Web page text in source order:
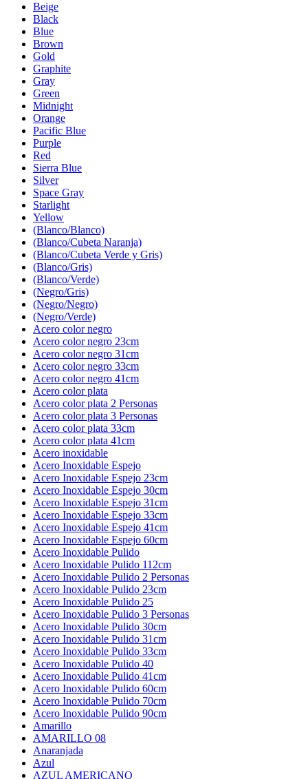
Beige
Black
Blue
Brown
Gold
Graphite
Gray
Green
Midnight
Orange
Pacific Blue
Purple
Red
Sierra Blue
Silver
Space Gray
Starlight
Yellow
(Blanco/Blanco)
(Blanco/Cubeta Naranja)
(Blanco/Cubeta Verde y Gris)
(Blanco/Gris)
(Blanco/Verde)
(Negro/Gris)
(Negro/Negro)
(Negro/Verde)
Acero color negro
Acero color negro 23cm
Acero color negro 31cm
Acero color negro 33cm
Acero color negro 41cm
Acero color plata
Acero color plata 2 Personas
Acero color plata 3 Personas
Acero color plata 33cm
Acero color plata 41cm
Acero inoxidable
Acero Inoxidable Espejo
Acero Inoxidable Espejo 23cm
Acero Inoxidable Espejo 30cm
Acero Inoxidable Espejo 31cm
Acero Inoxidable Espejo 33cm
Acero Inoxidable Espejo 41cm
Acero Inoxidable Espejo 60cm
Acero Inoxidable Pulido
Acero Inoxidable Pulido 112cm
Acero Inoxidable Pulido 2 Personas
Acero Inoxidable Pulido 23cm
Acero Inoxidable Pulido 25
Acero Inoxidable Pulido 3 Personas
Acero Inoxidable Pulido 30cm
Acero Inoxidable Pulido 31cm
Acero Inoxidable Pulido 33cm
Acero Inoxidable Pulido 40
Acero Inoxidable Pulido 41cm
Acero Inoxidable Pulido 60cm
Acero Inoxidable Pulido 70cm
Acero Inoxidable Pulido 90cm
Amarillo
AMARILLO 08
Anaranjada
Azul
AZUL AMERICANO